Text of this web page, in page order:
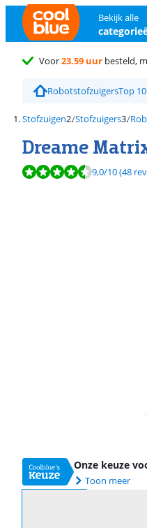
Bekijk alle
Voor23.59 uur besteld,
RobotstofzuigersTop
Stofzuigen Stofzuigers
Dreame
Beoordeling is 9,0 van de 10,
9,0/10(48
Bekijk alle
Onze keuze
Toon meer